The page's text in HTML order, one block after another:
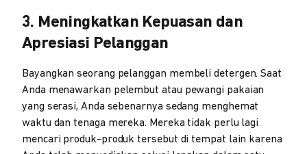
3. Meningkatkan Kepuasan dan
Apresiasi Pelanggan
Bayangkan seorang pelanggan membeli detergen. Saat
Anda menawarkan pelembut atau pewangi pakaian
yang serasi, Anda sebenarnya sedang menghemat
waktu dan tenaga mereka. Mereka tidak perlu lagi
mencari produk-produk tersebut di tempat lain karena